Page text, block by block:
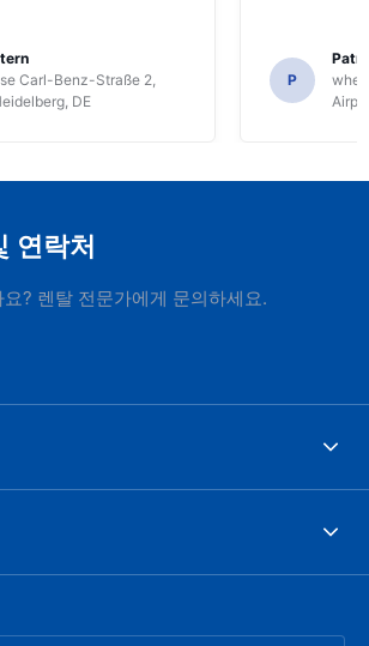
Carl-Benz-Straße 2,
DE
P
연락처
? 렌탈 전문가에게 문의하세요.